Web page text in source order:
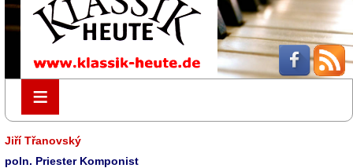
≡
≡
Jiří Třanovský
poln. Priester Komponist